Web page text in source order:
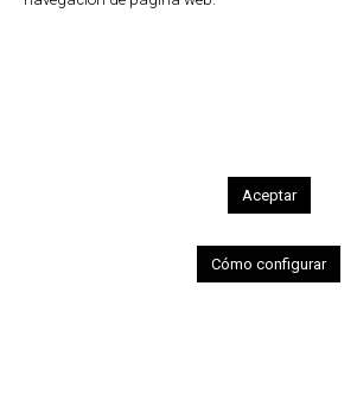
Terms of use •Cookies policy
Aceptar
Cómo configurar